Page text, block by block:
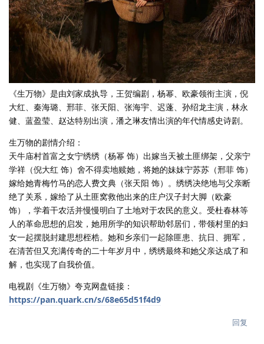
《生万物》是由刘家成执导，王贺编剧，杨幂、欧豪领衔主演，倪
大红、秦海璐、邢菲、张天阳、张海宇、迟蓬、孙绍龙主演，林永
健、蓝盈莹、赵达特别出演，潘之琳友情出演的年代情感史诗剧。
生万物的剧情介绍：
天牛庙村首富之女宁绣绣（杨幂 饰）出嫁当天被土匪绑架，父亲宁
学祥（倪大红 饰）舍不得卖地赎她，将她的妹妹宁苏苏（邢菲 饰）
嫁给她青梅竹马的恋人费文典（张天阳 饰）。绣绣决绝地与父亲断
绝了关系，嫁给了从土匪窝救他出来的庄户汉子封大脚（欧豪
饰），学着干农活并慢慢明白了土地对于农民的意义。受杜春林等
人的革命思想的启发，她用所学的知识帮助邻居们，带领村里的妇
女一起摆脱封建思想桎梏。她和乡亲们一起除匪患、抗日、拥军，
在清苦但又充满传奇的二十年岁月中，绣绣最终和她父亲达成了和
解，也实现了自我价值。
电视剧《生万物》夸克网盘链接：
https://pan.quark.cn/s/68e65d51f4d9
回复